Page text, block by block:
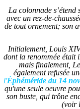
La colonnade s’étend
avec un rez-de-
de tout ornement; son
Initialement, Louis
dont la renommée était
mais finalement,
également refusée
l'Éphéméride du 14
qu'une seule oeuvre
son buste, qui trône
(voir